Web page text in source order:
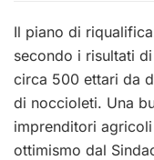
Il piano di
secondo i risultati
circa 500 ettari da
di noccioleti. Una
imprenditori
ottimismo dal